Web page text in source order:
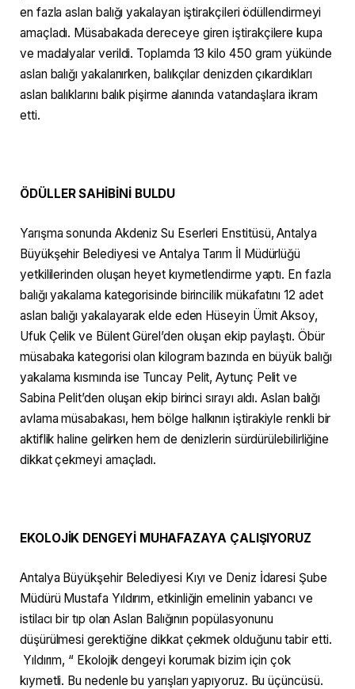
en fazla aslan balığı yakalayan iştirakçileri ödüllendirmeyi
amaçladı. Müsabakada dereceye giren iştirakçilere kupa
ve madalyalar verildi. Toplamda 13 kilo 450 gram yükünde
aslan balığı yakalanırken, balıkçılar denizden çıkardıkları
aslan balıklarını balık pişirme alanında vatandaşlara ikram
etti.
ÖDÜLLER SAHİBİNİ BULDU
Yarışma sonunda Akdeniz Su Eserleri Enstitüsü, Antalya
Büyükşehir Belediyesi ve Antalya Tarım İl Müdürlüğü
yetkililerinden oluşan heyet kıymetlendirme yaptı. En fazla
balığı yakalama kategorisinde birincilik mükafatını 12 adet
aslan balığı yakalayarak elde eden Hüseyin Ümit Aksoy,
Ufuk Çelik ve Bülent Gürel’den oluşan ekip paylaştı. Öbür
müsabaka kategorisi olan kilogram bazında en büyük balığı
yakalama kısmında ise Tuncay Pelit, Aytunç Pelit ve
Sabina Pelit’den oluşan ekip birinci sırayı aldı. Aslan balığı
avlama müsabakası, hem bölge halkının iştirakiyle renkli bir
aktiflik haline gelirken hem de denizlerin sürdürülebilirliğine
dikkat çekmeyi amaçladı.
EKOLOJİK DENGEYİ MUHAFAZAYA ÇALIŞIYORUZ
Antalya Büyükşehir Belediyesi Kıyı ve Deniz İdaresi Şube
Müdürü Mustafa Yıldırım, etkinliğin emelinin yabancı ve
istilacı bir tıp olan Aslan Balığının popülasyonunu
düşürülmesi gerektiğine dikkat çekmek olduğunu tabir etti.
Yıldırım, “ Ekolojik dengeyi korumak bizim için çok
kıymetli. Bu nedenle bu yarışları yapıyoruz. Bu üçüncüsü.